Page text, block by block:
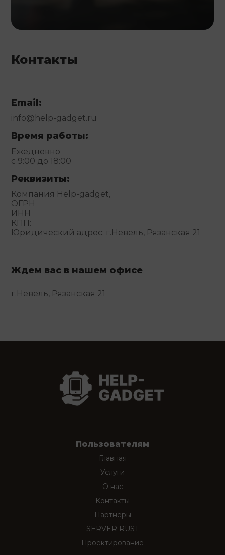
Контакты
Email:
info@help-gadget.ru
Время работы:
Ежедневно
с 9:00 до 18:00
Реквизиты:
Компания Help-gadget,
ОГРН
ИНН
КПП:
Юридический адрес: г.Невель, Рязанская 21
Ждем вас в нашем офисе
г.Невель, Рязанская 21
Пользователям
Главная
Услуги
О нас
Контакты
Партнеры
SERVER RUST
Проектирование